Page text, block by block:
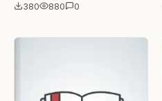
380 880 0